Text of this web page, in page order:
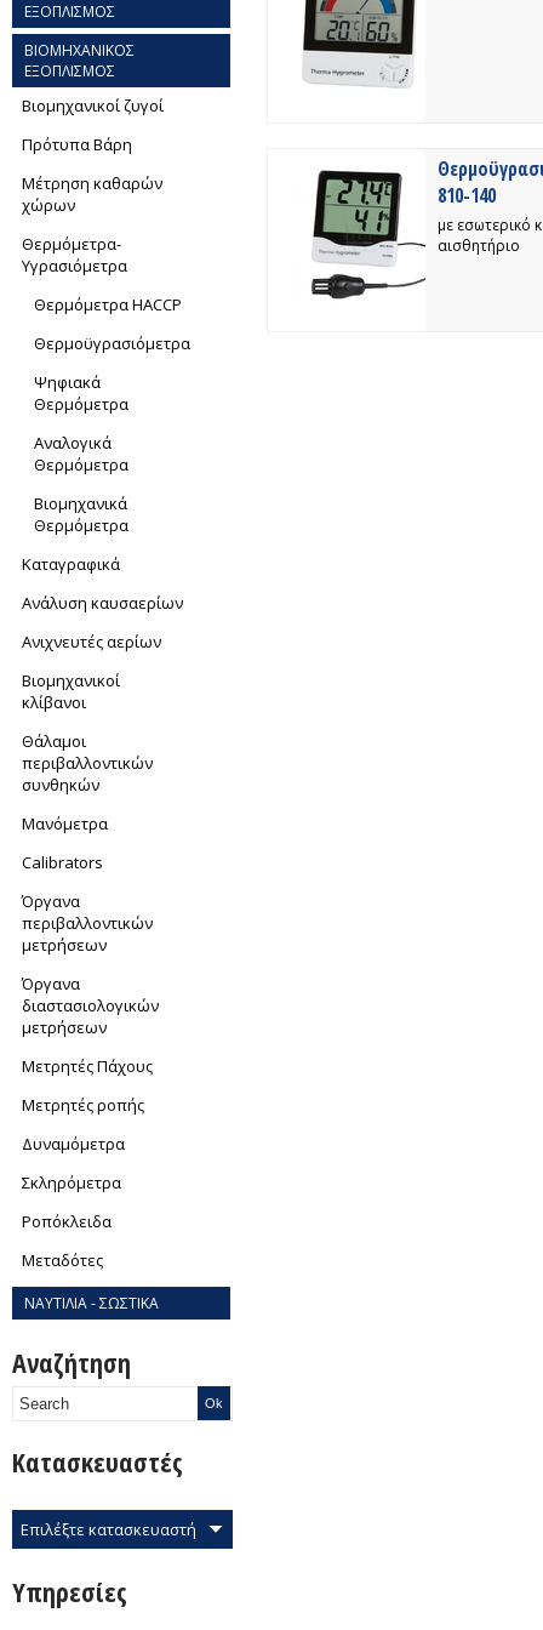
ΕΞΟΠΛΙΣΜΟΣ
ΒΙΟΜΗΧΑΝΙΚΟΣ
ΕΞΟΠΛΙΣΜΟΣ
Βιομηχανικοί ζυγοί
Πρότυπα Βάρη
Μέτρηση καθαρών
χώρων
Θερμόμετρα-
Yγρασιόμετρα
Θερμόμετρα HACCP
Θερμοϋγρασιόμετρα
Ψηφιακά
Θερμόμετρα
Αναλογικά
Θερμόμετρα
Βιομηχανικά
Θερμόμετρα
Καταγραφικά
Ανάλυση καυσαερίων
Ανιχνευτές αερίων
Βιομηχανικοί
κλίβανοι
Θάλαμοι
περιβαλλοντικών
συνθηκών
Μανόμετρα
Calibrators
Όργανα
περιβαλλοντικών
μετρήσεων
Όργανα
διαστασιολογικών
μετρήσεων
Μετρητές Πάχους
Μετρητές ροπής
Δυναμόμετρα
Σκληρόμετρα
Ροπόκλειδα
Μεταδότες
ΝΑΥΤΙΛΙΑ - ΣΩΣΤΙΚΑ
Αναζήτηση
Κατασκευαστές
Επιλέξτε κατασκευαστή
Υπηρεσίες
810-140
με εσωτερικό
αισθητήριο